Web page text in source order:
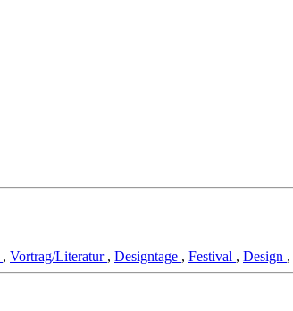
, Vortrag/Literatur , Designtage , Festival , Design ,